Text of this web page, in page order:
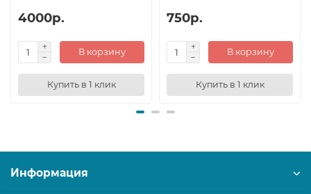
4000р.
В корзину
Купить в 1 клик
750р.
В корзину
Купить в 1 клик
Информация